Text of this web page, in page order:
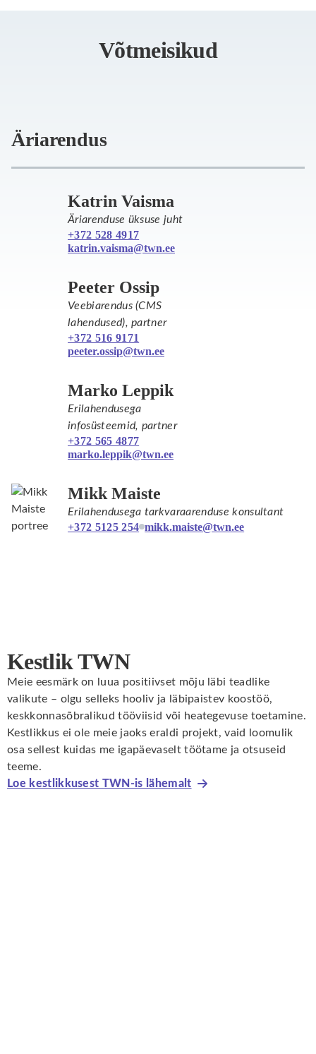
Võtmeisikud
Äriarendus
Katrin Vaisma
Äriarenduse üksuse juht
+372 528 4917
katrin.vaisma@twn.ee
Peeter Ossip
Veebiarendus (CMS
lahendused), partner
+372 516 9171
peeter.ossip@twn.ee
Marko Leppik
Erilahendusega
infosüsteemid, partner
+372 565 4877
marko.leppik@twn.ee
Mikk Maiste
Erilahendusega tarkvaraarenduse konsultant
+372 5125 254 mikk.maiste@twn.ee
Kestlik TWN
Meie eesmärk on luua positiivset mõju läbi teadlike
valikute – olgu selleks hooliv ja läbipaistev koostöö,
keskkonnasõbralikud tööviisid või heategevuse toetamine.
Kestlikkus ei ole meie jaoks eraldi projekt, vaid loomulik
osa sellest kuidas me igapäevaselt töötame ja otsuseid
teeme.
Loe kestlikkusest TWN-is lähemalt